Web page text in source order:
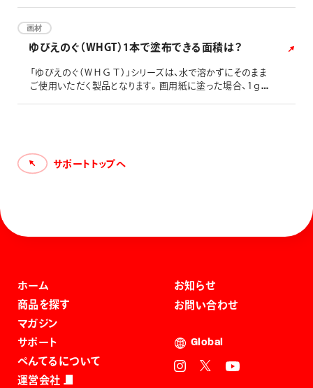
画材
ゆびえのぐ（WHGT）1本で塗布できる面積は？
「ゆびえのぐ（ＷＨＧＴ）」シリーズは、水で溶かずにそのまま
ご使用いただく製品となります。画用紙に塗った場合、1ｇの
生じます。
サポートトップへ
ホーム
商品を探す
マガジン
サポート
ぺんてるについて
運営会社
お知らせ
お問い合わせ
Global